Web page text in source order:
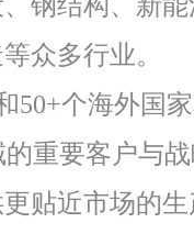
众多行业。
50+个海外国
的重要客户与
贴近市场的